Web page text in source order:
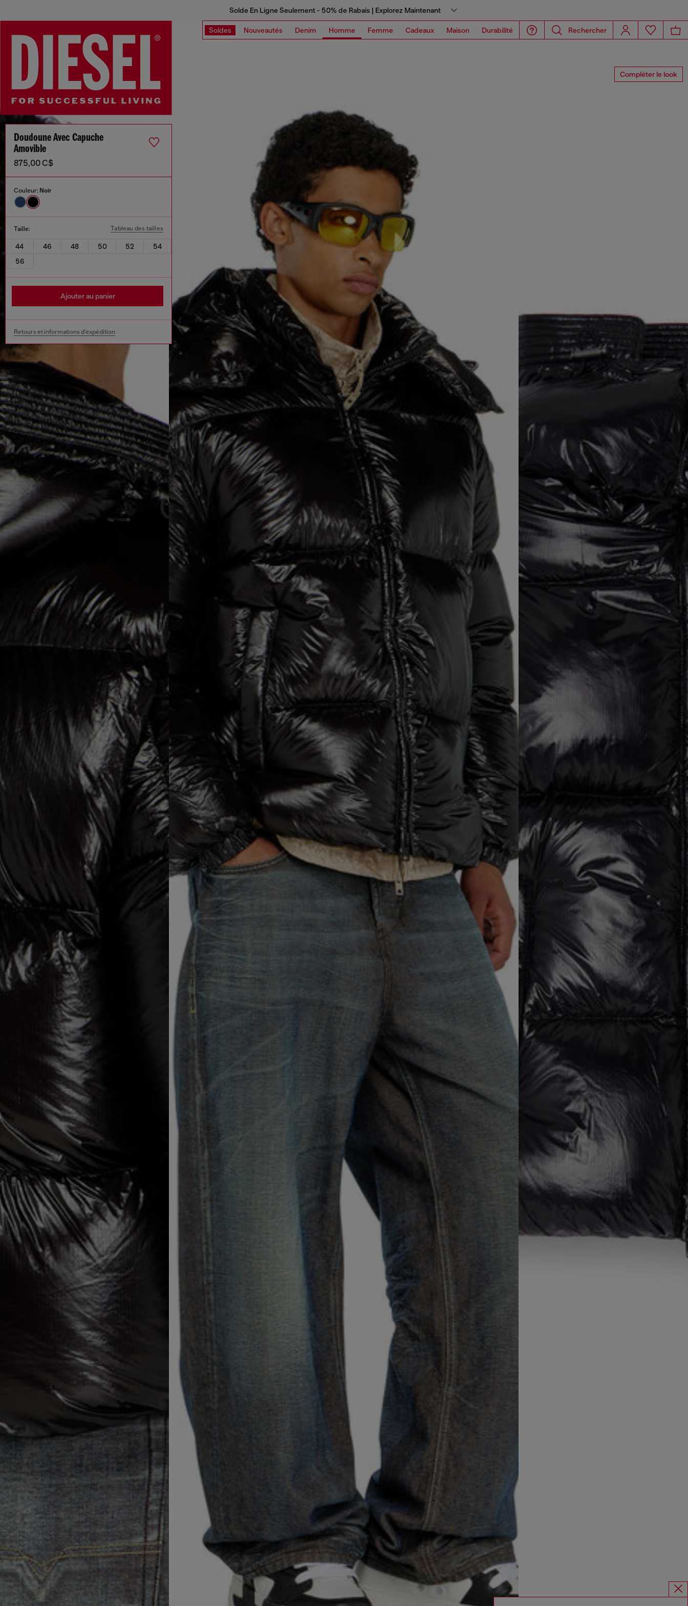
Solde En Ligne Seulement - 50% de Rabais | Explorez Maintenant
Soldes Nouveautés Denim Homme Femme Cadeaux Maison Durabilité Rechercher
Compléter le look
Doudoune Avec Capuche
Amovible
875,00 C$
Couleur: Noir
Taille: Tableau des tailles
44 46 48 50 52
54
56
Ajouter au panier
Retours et informations d'expédition